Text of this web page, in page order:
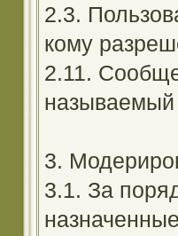
2.3.
кому
2.11.
называемый
3.
3.1. За